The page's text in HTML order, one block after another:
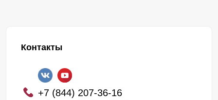
Контакты
+7 (844) 207-36-16